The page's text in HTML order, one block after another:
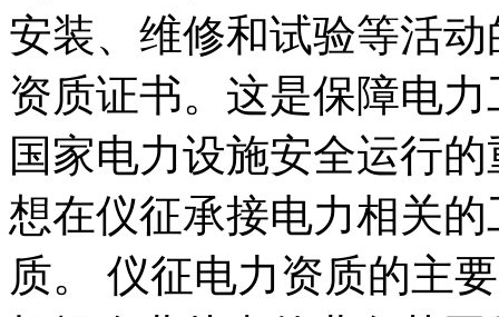
安装、维修和试验等活
资质证书。这是保障电
国家电力设施安全运行
想在仪征承接电力相关
质。 仪征电力资质的主